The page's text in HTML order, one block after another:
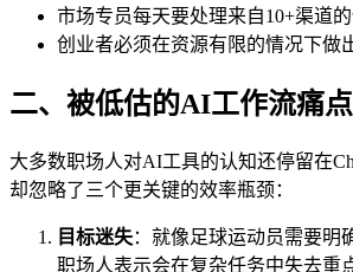
市场专员每天要处理来自10+渠道
创业者必须在资源有限的情况下做
二、被低估的AI工作流痛点
大多数职场人对AI工具的认知还停留在
却忽略了三个更关键的效率瓶颈：
目标迷失：就像足球运动员需要明
职场人表示会在复杂任务中失去重